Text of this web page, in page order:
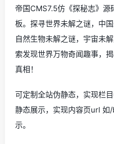
帝国CMS7.5仿《探秘志》源
板。探寻世界未解之谜，中
自然生物未解之谜，宇宙未
索发现世界万物奇闻趣事，
真相！
可定制全站伪静态，实现栏
静态展示，实现内容页url
示。